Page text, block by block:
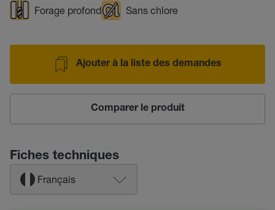
Forage profond
Sans chlore
Ajouter à la liste des demandes
Comparer le produit
Fiches techniques
Français